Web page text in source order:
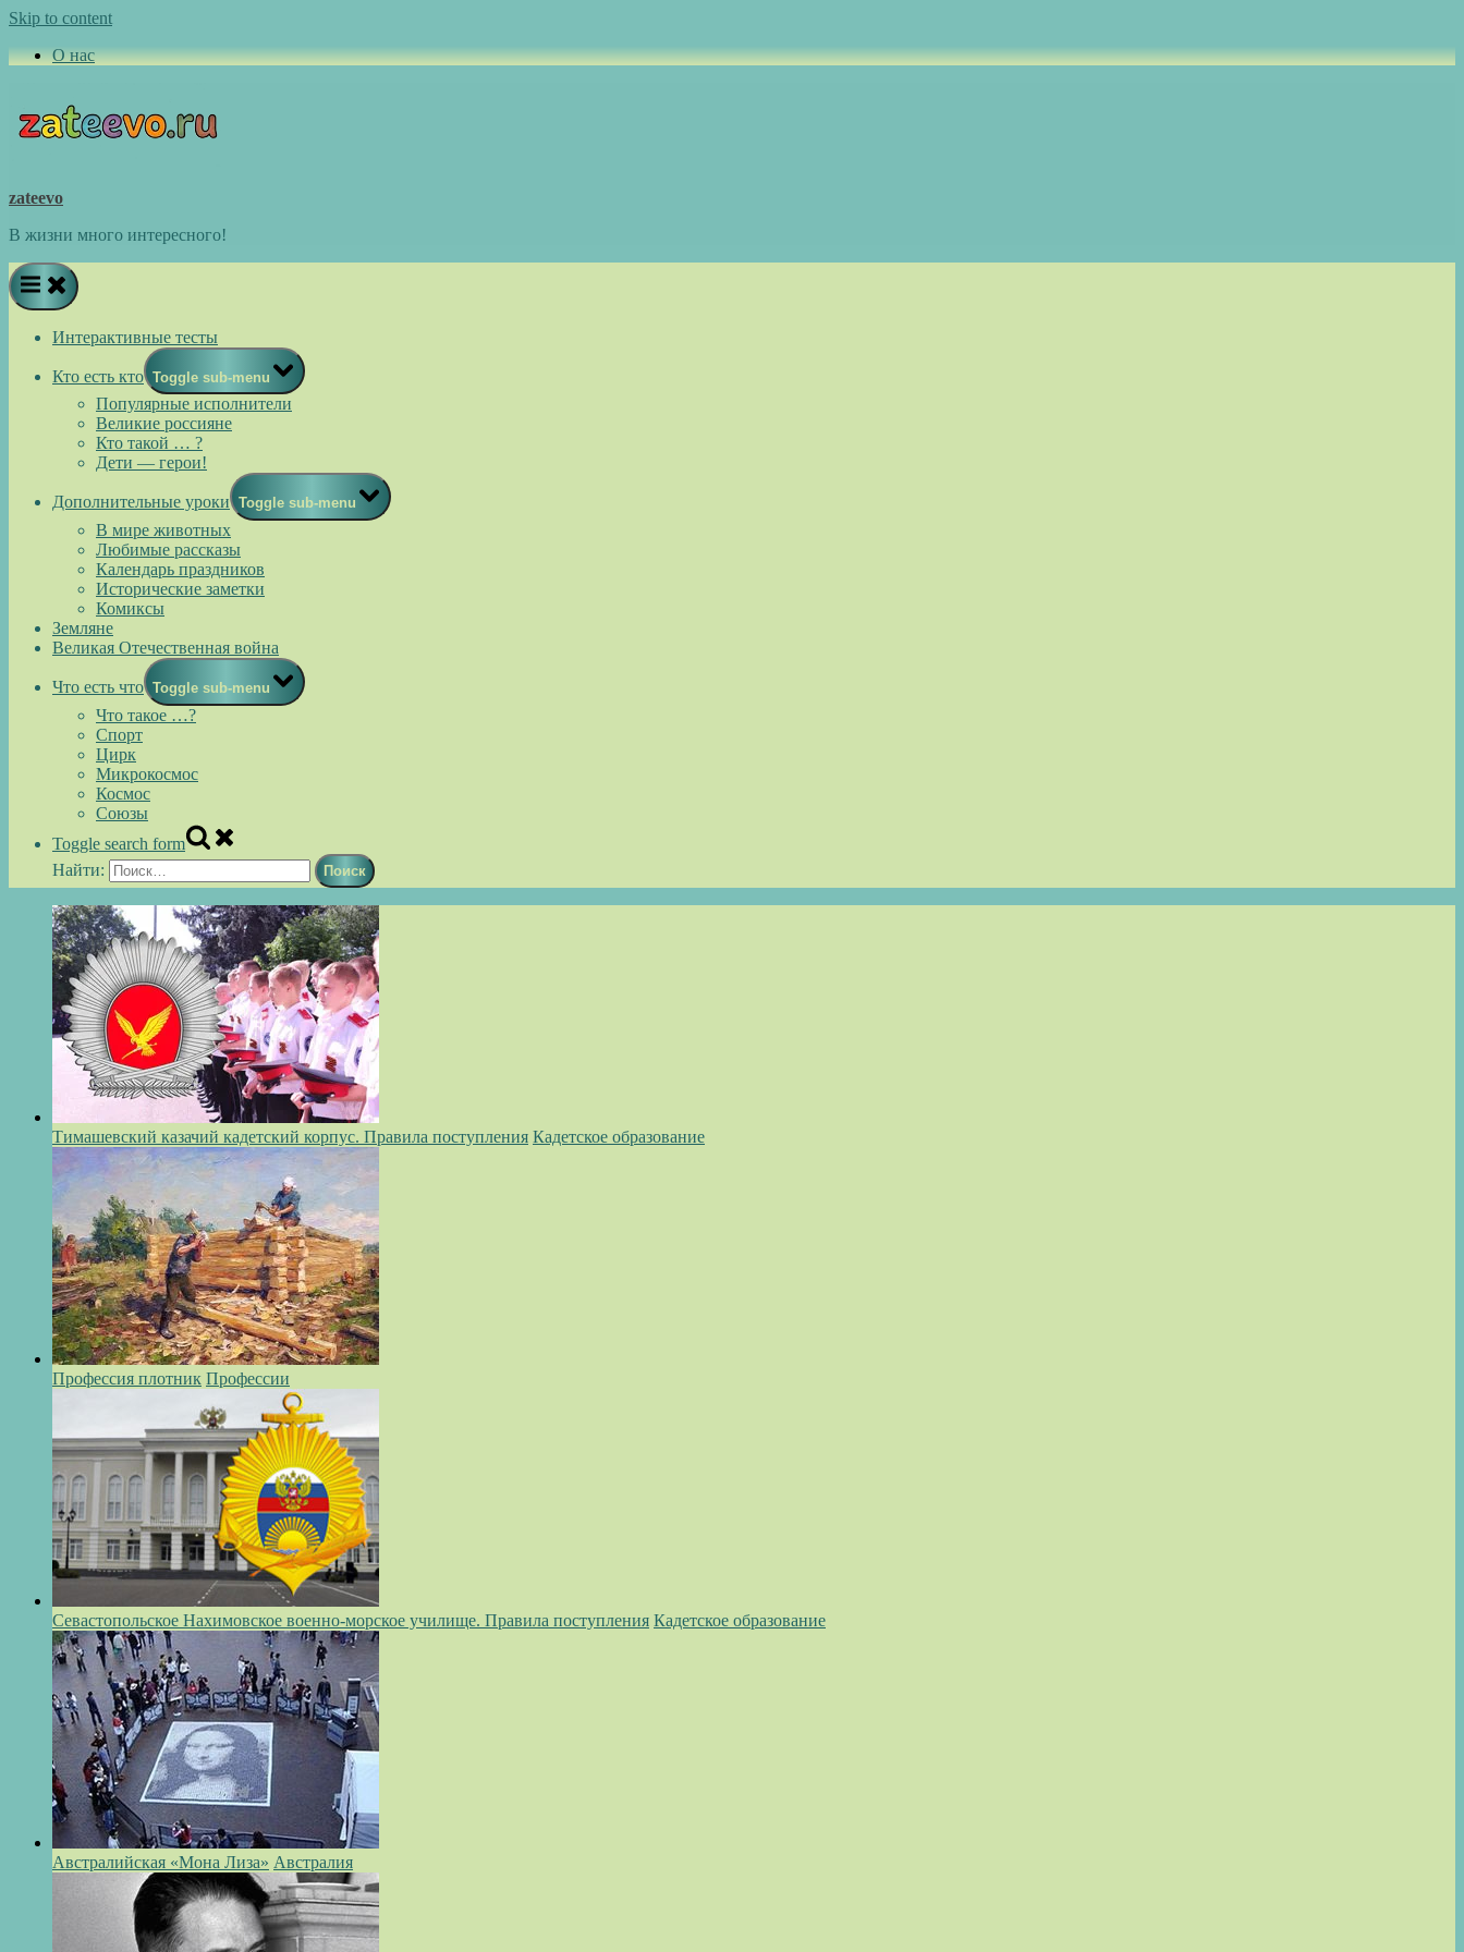
Skip to content
О нас
zateevo
В жизни много интересного!
Интерактивные тесты
Кто есть кто Toggle sub-menu
Популярные исполнители
Великие россияне
Кто такой … ?
Дети — герои!
Дополнительные уроки Toggle sub-menu
В мире животных
Любимые рассказы
Календарь праздников
Исторические заметки
Комиксы
Земляне
Великая Отечественная война
Что есть что Toggle sub-menu
Что такое …?
Спорт
Цирк
Микрокосмос
Космос
Союзы
Toggle search form
Найти:
Тимашевский казачий кадетский корпус. Правила поступления Кадетское образование
Профессия плотник Профессии
Севастопольское Нахимовское военно-морское училище. Правила поступления Кадетское образование
Австралийская «Мона Лиза» Австралия